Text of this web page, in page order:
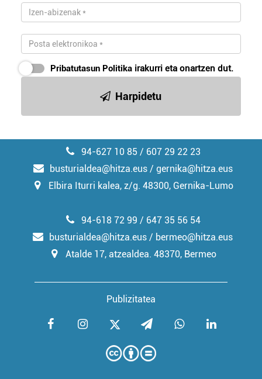
Pribatutasun Politika irakurri eta onartzen dut.
Harpidetu
94-627 10 85 / 607 29 22 23
busturialdea@hitza.eus / gernika@hitza.eus
Elbira Iturri kalea, z/g. 48300, Gernika-Lumo
Publizitatea
94-618 72 99 / 647 35 56 54
busturialdea@hitza.eus / bermeo@hitza.eus
Atalde 17, atzealdea. 48370, Bermeo